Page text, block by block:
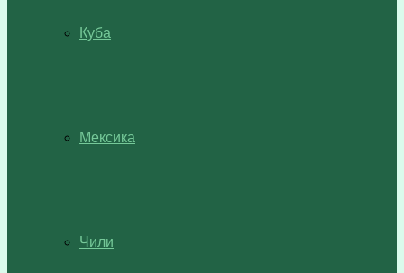
Куба
Мексика
Чили